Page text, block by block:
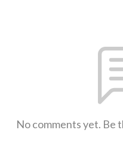
No comments yet. Be